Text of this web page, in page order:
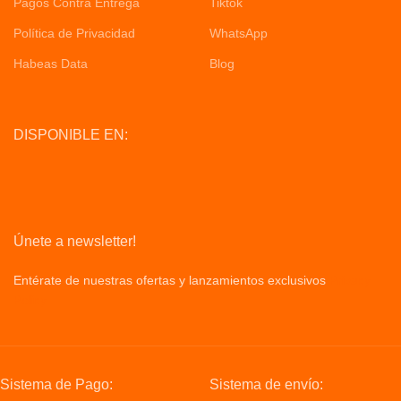
Política de Privacidad
Habeas Data
WhatsApp
Blog
DISPONIBLE EN:
Únete a newsletter!
Entérate de nuestras ofertas y lanzamientos exclusivos
Sistema de Pago: Sistema de envío: